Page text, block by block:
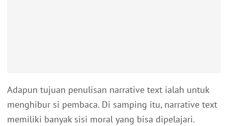
Adapun tujuan penulisan narrative text ialah untuk
menghibur si pembaca. Di samping itu, narrative text
memiliki banyak sisi moral yang bisa dipelajari.